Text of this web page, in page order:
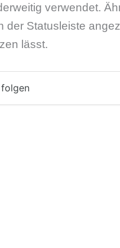
verwendet.
der Statusleiste
lässt.